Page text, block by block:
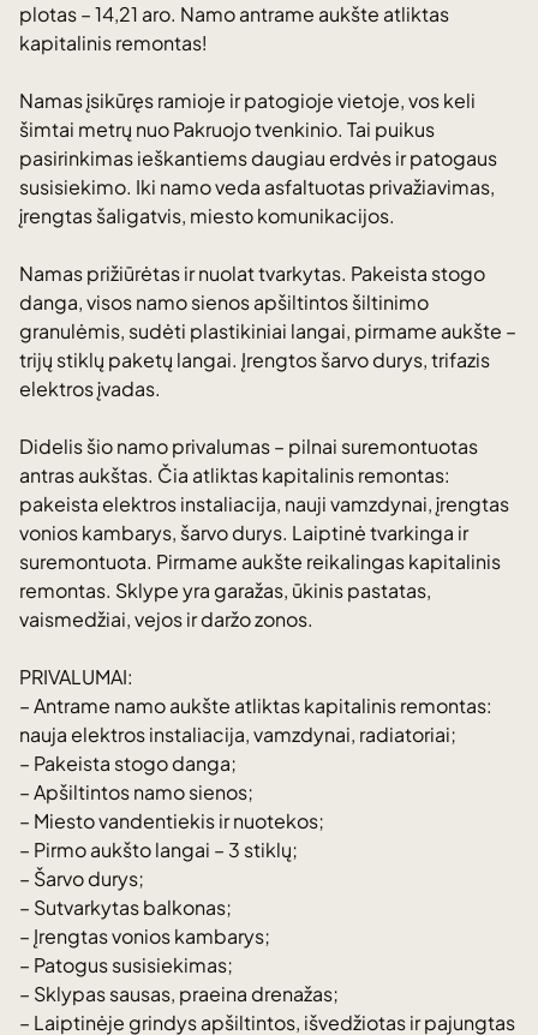
plotas – 14,21 aro. Namo antrame aukšte atliktas
kapitalinis remontas!
Namas įsikūręs ramioje ir patogioje vietoje, vos keli
šimtai metrų nuo Pakruojo tvenkinio. Tai puikus
pasirinkimas ieškantiems daugiau erdvės ir patogaus
susisiekimo. Iki namo veda asfaltuotas privažiavimas,
įrengtas šaligatvis, miesto komunikacijos.
Namas prižiūrėtas ir nuolat tvarkytas. Pakeista stogo
danga, visos namo sienos apšiltintos šiltinimo
granulėmis, sudėti plastikiniai langai, pirmame aukšte –
trijų stiklų paketų langai. Įrengtos šarvo durys, trifazis
elektros įvadas.
Didelis šio namo privalumas – pilnai suremontuotas
antras aukštas. Čia atliktas kapitalinis remontas:
pakeista elektros instaliacija, nauji vamzdynai, įrengtas
vonios kambarys, šarvo durys. Laiptinė tvarkinga ir
suremontuota. Pirmame aukšte reikalingas kapitalinis
remontas. Sklype yra garažas, ūkinis pastatas,
vaismedžiai, vejos ir daržo zonos.
PRIVALUMAI:
– Antrame namo aukšte atliktas kapitalinis remontas:
nauja elektros instaliacija, vamzdynai, radiatoriai;
– Pakeista stogo danga;
– Apšiltintos namo sienos;
– Miesto vandentiekis ir nuotekos;
– Pirmo aukšto langai – 3 stiklų;
– Šarvo durys;
– Sutvarkytas balkonas;
– Įrengtas vonios kambarys;
– Patogus susisiekimas;
– Sklypas sausas, praeina drenažas;
– Laiptinėje grindys apšiltintos, išvedžiotas ir pajungtas